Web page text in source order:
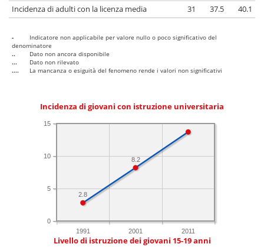
Incidenza di adulti con la licenza media
31 37.5 40.1
-
Indicatore non applicabile per valore nullo o poco significativo del
denominatore
..
Dato non ancora disponibile
...
Dato non rilevato
....
La mancanza o esiguità del fenomeno rende i valori non significativi
Incidenza di giovani con istruzione universitaria
1991 2001 2011
0
5
10
15
8.2
2.8
Livello di istruzione dei giovani 15-19 anni